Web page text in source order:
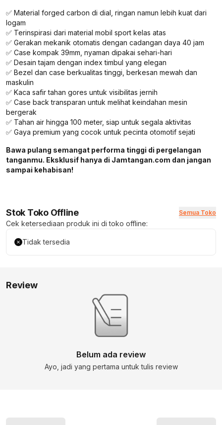
✅ Material forged carbon di dial, ringan namun lebih kuat dari
logam
✅ Terinspirasi dari material mobil sport kelas atas
✅ Gerakan mekanik otomatis dengan cadangan daya 40 jam
✅ Case kompak 39mm, nyaman dipakai sehari-hari
✅ Desain tajam dengan index timbul yang elegan
✅ Bezel dan case berkualitas tinggi, berkesan mewah dan
maskulin
✅ Kaca safir tahan gores untuk visibilitas jernih
✅ Case back transparan untuk melihat keindahan mesin
bergerak
✅ Tahan air hingga 100 meter, siap untuk segala aktivitas
✅ Gaya premium yang cocok untuk pecinta otomotif sejati
Bawa pulang semangat performa tinggi di pergelangan
tanganmu. Eksklusif hanya di Jamtangan.com dan jangan
sampai kehabisan!
Stok Toko Offline Semua Toko
Cek ketersediaan produk ini di toko offline:
Tidak tersedia
Review
Belum ada review
Ayo, jadi yang pertama untuk tulis review